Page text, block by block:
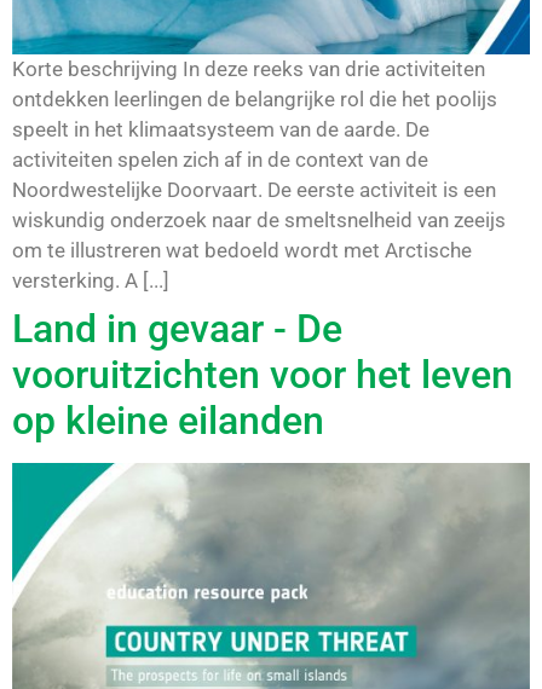
Korte beschrijving In deze reeks van drie activiteiten
ontdekken leerlingen de belangrijke rol die het poolijs
speelt in het klimaatsysteem van de aarde. De
activiteiten spelen zich af in de context van de
Noordwestelijke Doorvaart. De eerste activiteit is een
wiskundig onderzoek naar de smeltsnelheid van zeeijs
om te illustreren wat bedoeld wordt met Arctische
versterking. A [...]
Land in gevaar - De
vooruitzichten voor het leven
op kleine eilanden